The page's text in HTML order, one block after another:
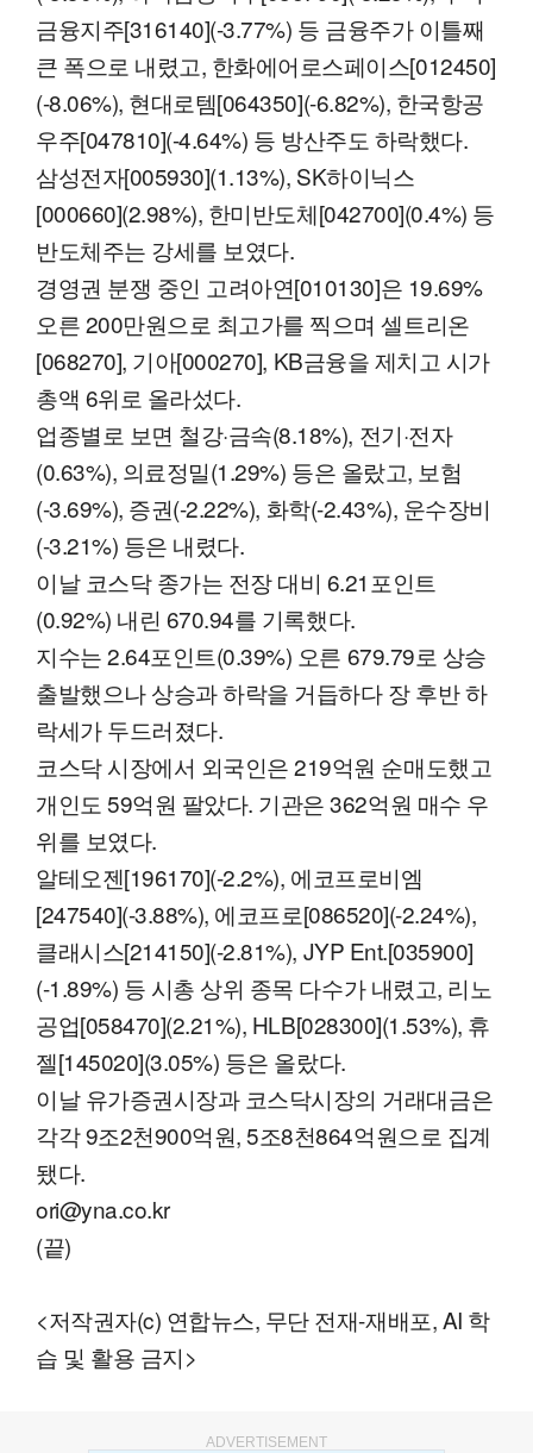
금융지주[316140](-3.77%) 등 금융주가 이틀째
큰 폭으로 내렸고, 한화에어로스페이스[012450]
(-8.06%), 현대로템[064350](-6.82%), 한국항공
우주[047810](-4.64%) 등 방산주도 하락했다.
삼성전자[005930](1.13%), SK하이닉스
[000660](2.98%), 한미반도체[042700](0.4%) 등
반도체주는 강세를 보였다.
경영권 분쟁 중인 고려아연[010130]은 19.69%
오른 200만원으로 최고가를 찍으며 셀트리온
[068270], 기아[000270], KB금융을 제치고 시가
총액 6위로 올라섰다.
업종별로 보면 철강·금속(8.18%), 전기·전자
(0.63%), 의료정밀(1.29%) 등은 올랐고, 보험
(-3.69%), 증권(-2.22%), 화학(-2.43%), 운수장비
(-3.21%) 등은 내렸다.
이날 코스닥 종가는 전장 대비 6.21포인트
(0.92%) 내린 670.94를 기록했다.
지수는 2.64포인트(0.39%) 오른 679.79로 상승
출발했으나 상승과 하락을 거듭하다 장 후반 하
락세가 두드러졌다.
코스닥 시장에서 외국인은 219억원 순매도했고
개인도 59억원 팔았다. 기관은 362억원 매수 우
위를 보였다.
알테오젠[196170](-2.2%), 에코프로비엠
[247540](-3.88%), 에코프로[086520](-2.24%),
클래시스[214150](-2.81%), JYP Ent.[035900]
(-1.89%) 등 시총 상위 종목 다수가 내렸고, 리노
공업[058470](2.21%), HLB[028300](1.53%), 휴
젤[145020](3.05%) 등은 올랐다.
이날 유가증권시장과 코스닥시장의 거래대금은
각각 9조2천900억원, 5조8천864억원으로 집계
됐다.
ori@yna.co.kr
(끝)
<저작권자(c) 연합뉴스, 무단 전재-재배포, AI 학
습 및 활용 금지>
ADVERTISEMENT